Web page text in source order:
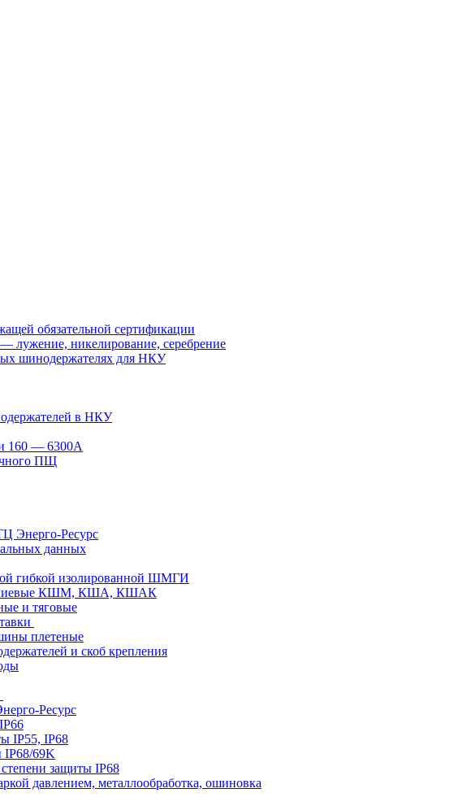
обязательной сертификации
лужение, никелирование, серебрение
шинодержателях для НКУ
в НКУ
160 — 6300А
ПЩ
Энерго-Ресурс
данных
гибкой изолированной ШМГИ
КШМ, КША, КШАК
и тяговые
плетеные
и скоб крепления
Ресурс
IP55, IP68
IP68/69K
защиты IP68
давлением, металлообработка, ошиновка